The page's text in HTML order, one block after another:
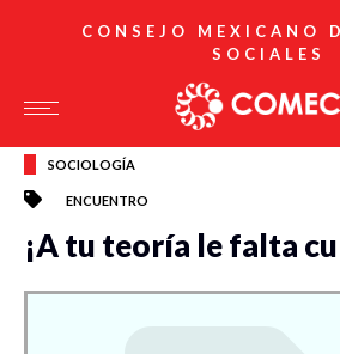
CONSEJO MEXICANO
SOCIALES
SOCIOLOGÍA
ENCUENTRO
¡A tu teoría le falta